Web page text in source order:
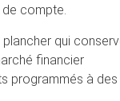
compte.
qui
financier
programmés à